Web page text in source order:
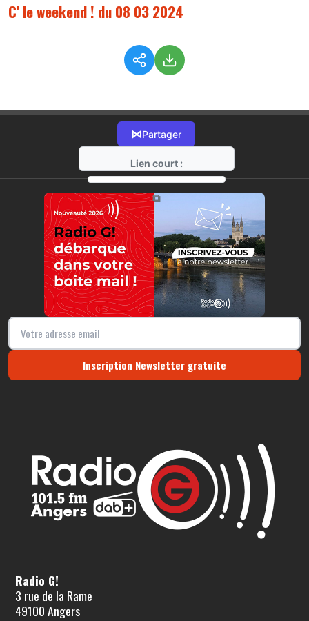
C' le weekend ! du 08 03 2024
⋈Partager
Lien court :
https://radio-g.fr?13919
⧉
Inscription Newsletter gratuite
Radio G!
3 rue de la Rame
49100 Angers